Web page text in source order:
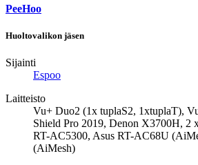
PeeHoo
Huoltovalikon jäsen
Sijainti
Espoo
Laitteisto
Vu+ Duo2 (1x tuplaS2, 1xtuplaT),
Shield Pro 2019, Denon X3700H, 2
RT-AC5300, Asus RT-AC68U
(AiMesh)